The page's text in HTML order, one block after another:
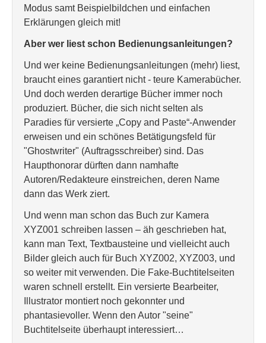
Modus samt Beispielbildchen und einfachen
Erklärungen gleich mit!
Aber wer liest schon Bedienungsanleitungen?
Und wer keine Bedienungsanleitungen (mehr) liest,
braucht eines garantiert nicht - teure Kamerabücher.
Und doch werden derartige Bücher immer noch
produziert. Bücher, die sich nicht selten als
Paradies für versierte „Copy and Paste“-Anwender
erweisen und ein schönes Betätigungsfeld für
"Ghostwriter" (Auftragsschreiber) sind. Das
Haupthonorar dürften dann namhafte
Autoren/Redakteure einstreichen, deren Name
dann das Werk ziert.
Und wenn man schon das Buch zur Kamera
XYZ001 schreiben lassen – äh geschrieben hat,
kann man Text, Textbausteine und vielleicht auch
Bilder gleich auch für Buch XYZ002, XYZ003, und
so weiter mit verwenden. Die Fake-Buchtitelseiten
waren schnell erstellt. Ein versierte Bearbeiter,
Illustrator montiert noch gekonnter und
phantasievoller. Wenn den Autor "seine"
Buchtitelseite überhaupt interessiert…